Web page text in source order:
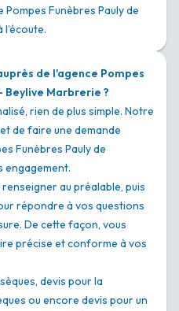
Pompes Funèbres Pauly de
de l'agence Pompes
Beylive Marbrerie ?
rien de plus simple. Notre
de faire une demande
Funèbres Pauly de
engagement.
au préalable, puis
répondre à vos questions
De cette façon, vous
précise et conforme à vos
devis pour la
ou encore devis pour un